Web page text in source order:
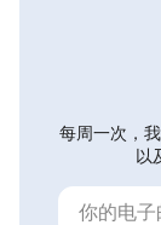
每周一次，
以